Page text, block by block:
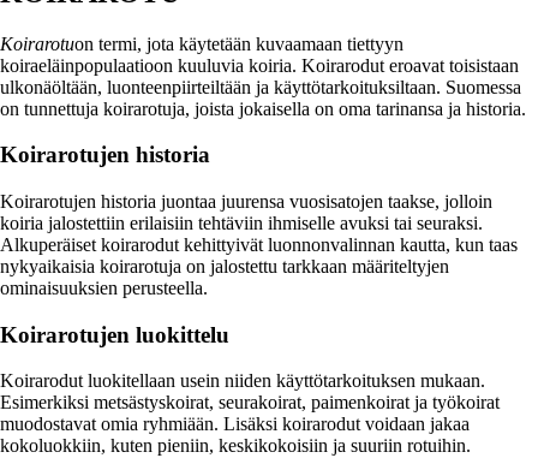
Koirarotuon termi, jota käytetään kuvaamaan tiettyyn
koiraeläinpopulaatioon kuuluvia koiria. Koirarodut eroavat toisistaan
ulkonäöltään, luonteenpiirteiltään ja käyttötarkoituksiltaan. Suomessa
on tunnettuja koirarotuja, joista jokaisella on oma tarinansa ja historia.
Koirarotujen historia
Koirarotujen historia juontaa juurensa vuosisatojen taakse, jolloin
koiria jalostettiin erilaisiin tehtäviin ihmiselle avuksi tai seuraksi.
Alkuperäiset koirarodut kehittyivät luonnonvalinnan kautta, kun taas
nykyaikaisia koirarotuja on jalostettu tarkkaan määriteltyjen
ominaisuuksien perusteella.
Koirarotujen luokittelu
Koirarodut luokitellaan usein niiden käyttötarkoituksen mukaan.
Esimerkiksi metsästyskoirat, seurakoirat, paimenkoirat ja työkoirat
muodostavat omia ryhmiään. Lisäksi koirarodut voidaan jakaa
kokoluokkiin, kuten pieniin, keskikokoisiin ja suuriin rotuihin.